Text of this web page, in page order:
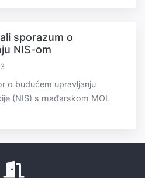
sporazum o
NIS-om
o budućem upravljanju
(NIS) s mađarskom MOL